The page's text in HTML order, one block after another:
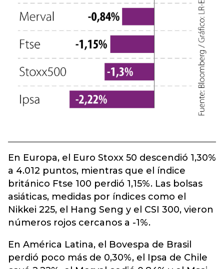
En Europa, el Euro Stoxx 50 descendió 1,30%
a 4.012 puntos, mientras que el índice
británico Ftse 100 perdió 1,15%. Las bolsas
asiáticas, medidas por índices como el
Nikkei 225, el Hang Seng y el CSI 300, vieron
números rojos cercanos a -1%.
En América Latina, el Bovespa de Brasil
perdió poco más de 0,30%, el Ipsa de Chile